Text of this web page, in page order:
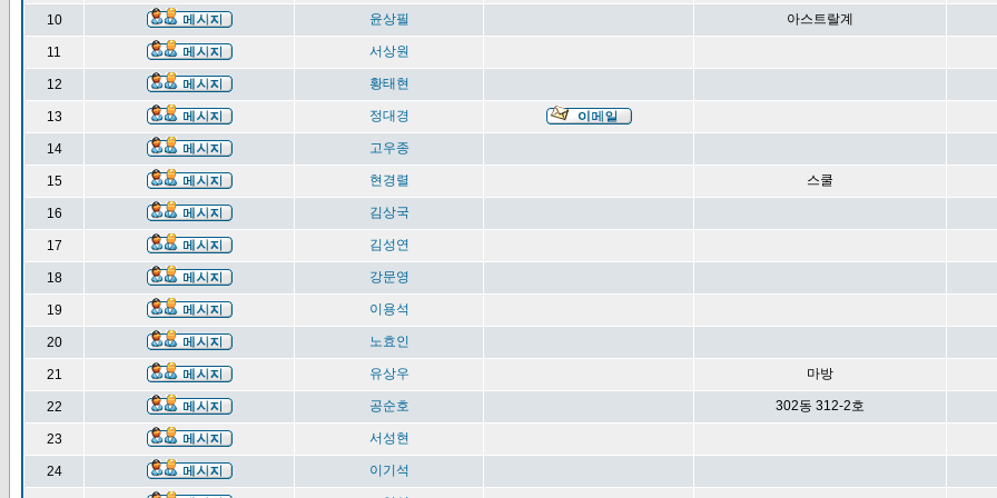
10 윤상필 아스트랄계
11 서상원
12 황태현
13 정대경
14 고우종
15 현경렬 스쿨
16 김상국
17 김성연
18 강문영
19 이용석
20 노효인
21 유상우 마방
22 공순호 302동 312-2호
23 서성현
24 이기석